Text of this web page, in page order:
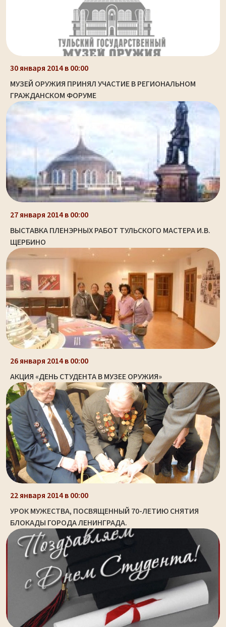
30 января 2014 в 00:00
МУЗЕЙ ОРУЖИЯ ПРИНЯЛ УЧАСТИЕ В РЕГИОНАЛЬНОМ
ГРАЖДАНСКОМ ФОРУМЕ
27 января 2014 в 00:00
ВЫСТАВКА ПЛЕНЭРНЫХ РАБОТ ТУЛЬСКОГО МАСТЕРА И.В.
ЩЕРБИНО
26 января 2014 в 00:00
АКЦИЯ «ДЕНЬ СТУДЕНТА В МУЗЕЕ ОРУЖИЯ»
22 января 2014 в 00:00
УРОК МУЖЕСТВА, ПОСВЯЩЕННЫЙ 70-ЛЕТИЮ СНЯТИЯ
БЛОКАДЫ ГОРОДА ЛЕНИНГРАДА.